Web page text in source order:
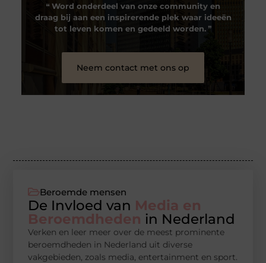
❝ Word onderdeel van onze community en
draag bij aan een inspirerende plek waar ideeën
tot leven komen en gedeeld worden.❞
Neem contact met ons op
Beroemde mensen
De Invloed van Media en
Beroemdheden in Nederland
Verken en leer meer over de meest prominente
beroemdheden in Nederland uit diverse
vakgebieden, zoals media, entertainment en sport.